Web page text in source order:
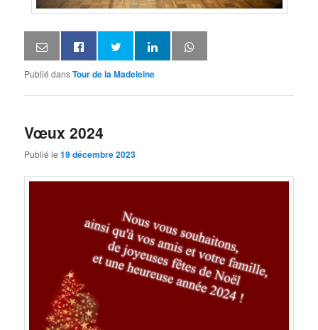
Publié dansTour de la Madeleine
Vœux 2024
Publié le19 décembre 2023